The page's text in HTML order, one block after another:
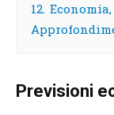
12.
Previsioni